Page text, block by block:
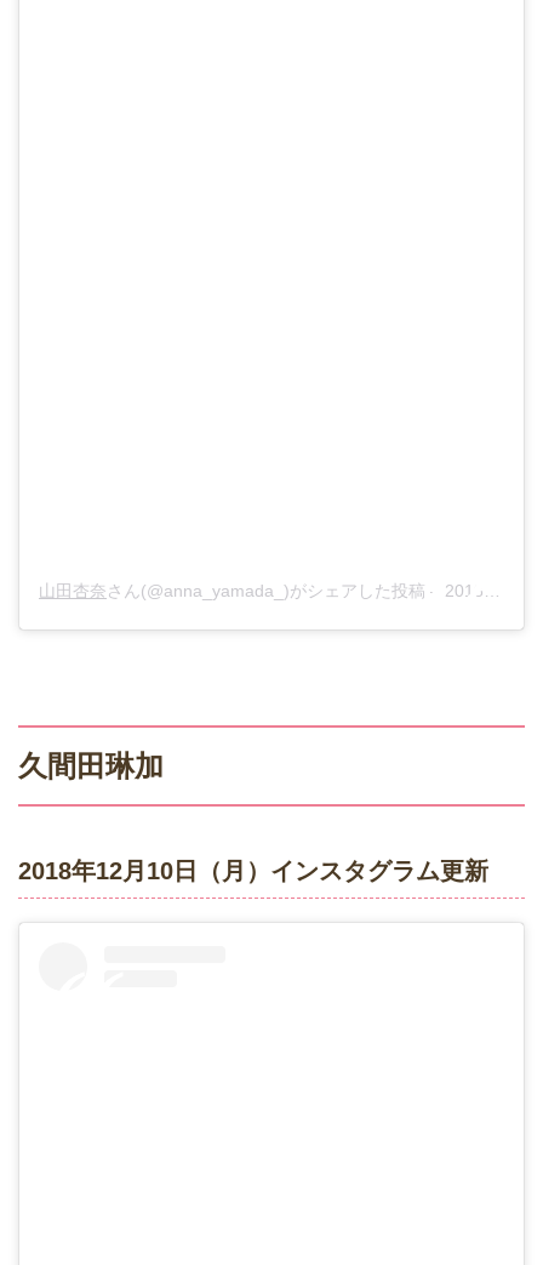
山田杏奈さん(@anna_yamada_)がシェアした投稿 – 2018年12月月11日午後11時27分PST
久間田琳加
2018年12月10日（月）インスタグラム更新